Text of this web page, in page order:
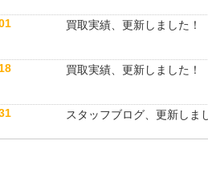
買取実績、更新しました！
買取実績、更新しました！
スタッフブログ、更新しま